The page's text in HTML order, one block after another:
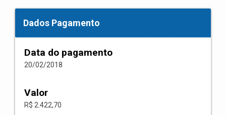
Dados Pagamento
Data do pagamento
20/02/2018
Valor
R$ 2.422,70